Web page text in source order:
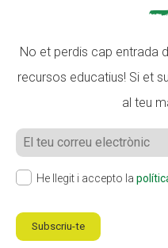
No et perdis cap entrada
recursos educatius! Si et
al teu
He llegit i accepto la
Subscriu-te